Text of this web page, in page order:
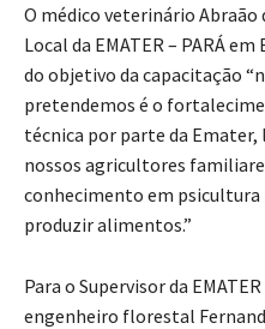
O médico veterinário Abraão
Local da EMATER – PARÁ
do objetivo da capacitação
pretendemos é o
técnica por parte da
nossos agricultores
conhecimento em psicultura
produzir alimentos.”
Para o Supervisor da
engenheiro florestal